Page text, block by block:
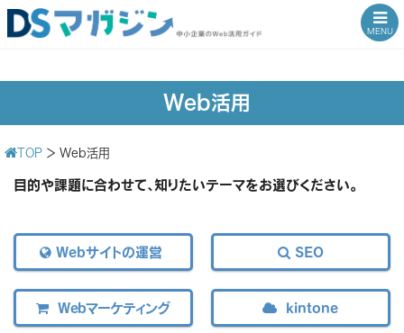
MENU
Web活用
TOP ＞ Web活用
目的や課題に合わせて、知りたいテーマをお選びください。
 Webサイトの運営  SEO
 Webマーケティング  kintone